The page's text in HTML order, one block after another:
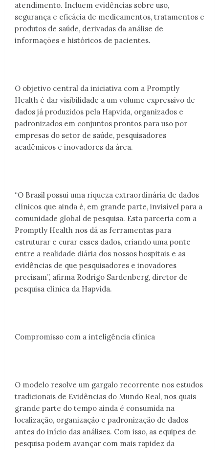
atendimento. Incluem evidências sobre uso,
segurança e eficácia de medicamentos, tratamentos e
produtos de saúde, derivadas da análise de
informações e históricos de pacientes.
O objetivo central da iniciativa com a Promptly
Health é dar visibilidade a um volume expressivo de
dados já produzidos pela Hapvida, organizados e
padronizados em conjuntos prontos para uso por
empresas do setor de saúde, pesquisadores
acadêmicos e inovadores da área.
“O Brasil possui uma riqueza extraordinária de dados
clínicos que ainda é, em grande parte, invisível para a
comunidade global de pesquisa. Esta parceria com a
Promptly Health nos dá as ferramentas para
estruturar e curar esses dados, criando uma ponte
entre a realidade diária dos nossos hospitais e as
evidências de que pesquisadores e inovadores
precisam”, afirma Rodrigo Sardenberg, diretor de
pesquisa clínica da Hapvida.
Compromisso com a inteligência clínica
O modelo resolve um gargalo recorrente nos estudos
tradicionais de Evidências do Mundo Real, nos quais
grande parte do tempo ainda é consumida na
localização, organização e padronização de dados
antes do início das análises. Com isso, as equipes de
pesquisa podem avançar com mais rapidez da